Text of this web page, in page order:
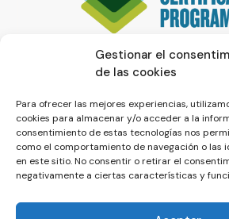
Gestionar el
de las cookies
Para ofrecer las mejores experiencias,
cookies para almacenar y/o acceder a la
consentimiento de estas tecnologías nos
como el comportamiento de navegación o las
en este sitio. No consentir o retirar el
negativamente a ciertas características y